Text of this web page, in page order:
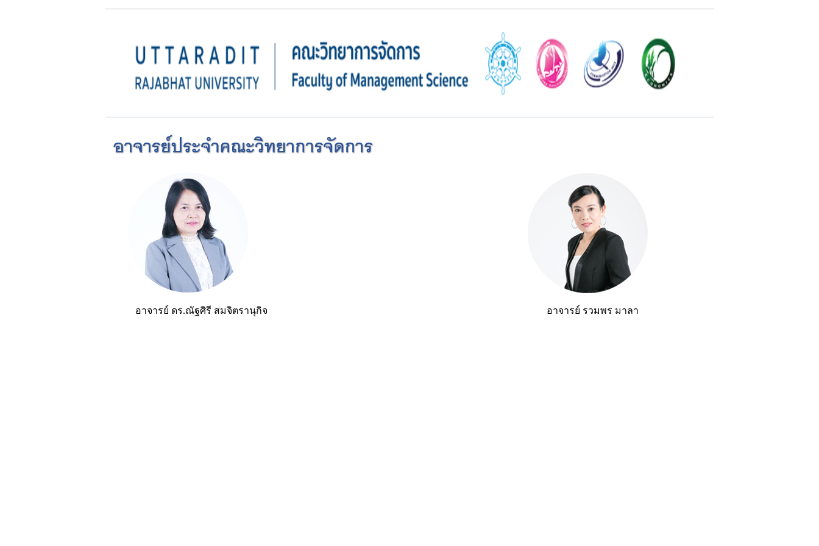
อาจารย์ ดร.ณัฐศิรี สมจิตรานุกิจ อาจารย์ รวมพร มาลา